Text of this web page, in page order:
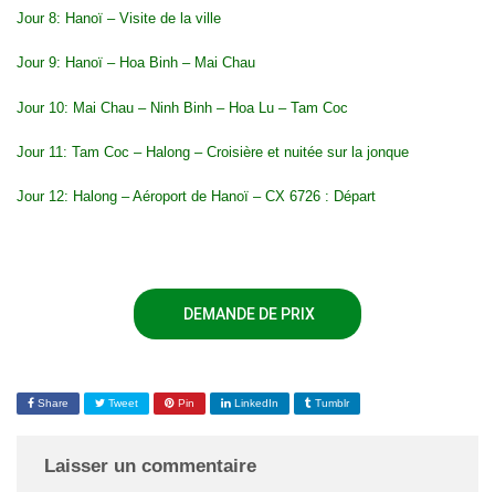
Jour 8: Hanoï – Visite de la ville
Jour 9: Hanoï – Hoa Binh – Mai Chau
Jour 10: Mai Chau – Ninh Binh – Hoa Lu – Tam Coc
Jour 11: Tam Coc – Halong – Croisière et nuitée sur la jonque
Jour 12: Halong – Aéroport de Hanoï – CX 6726 : Départ
DEMANDE DE PRIX
Share Tweet Pin LinkedIn Tumblr
Laisser un commentaire